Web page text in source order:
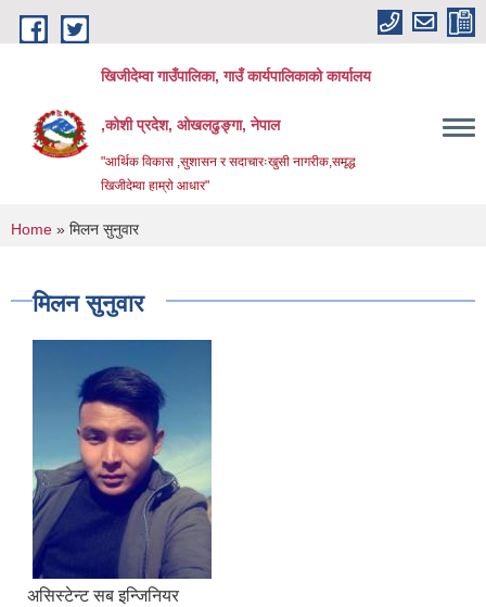
Skip to main content
खिजीदेम्वा गाउँपालिका, गाउँ कार्यपालिकाको कार्यालय
,कोशी प्रदेश, ओखलढुङ्गा, नेपाल
"आर्थिक विकास ,सुशासन र सदाचारःखुसी नागरीक,समृद्ध
खिजीदेम्वा हाम्रो आधार"
You are here
Home » मिलन सुनुवार
मिलन सुनुवार
असिस्टेन्ट सब इन्जिनियर